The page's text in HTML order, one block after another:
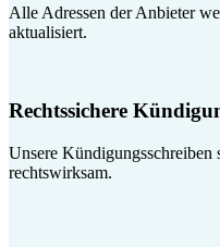
Alle Adressen der Anbieter
aktualisiert.
Rechtssichere
Unsere
rechtswirksam.